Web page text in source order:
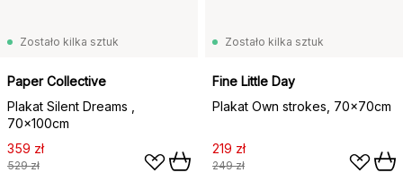
Zostało kilka sztuk
Paper Collective
Plakat Silent Dreams ,
70x100cm
359 zł
529 zł
Zostało kilka sztuk
Fine Little Day
Plakat Own strokes, 70x70cm
219 zł
249 zł